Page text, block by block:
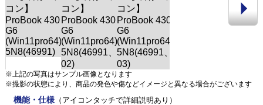
※上記の写真はサンプル画像となります
※撮影の状態により、商品の発色や傷などイメージと異なる場合がございます
機能・仕様（アイコンタッチで詳細説明あり）